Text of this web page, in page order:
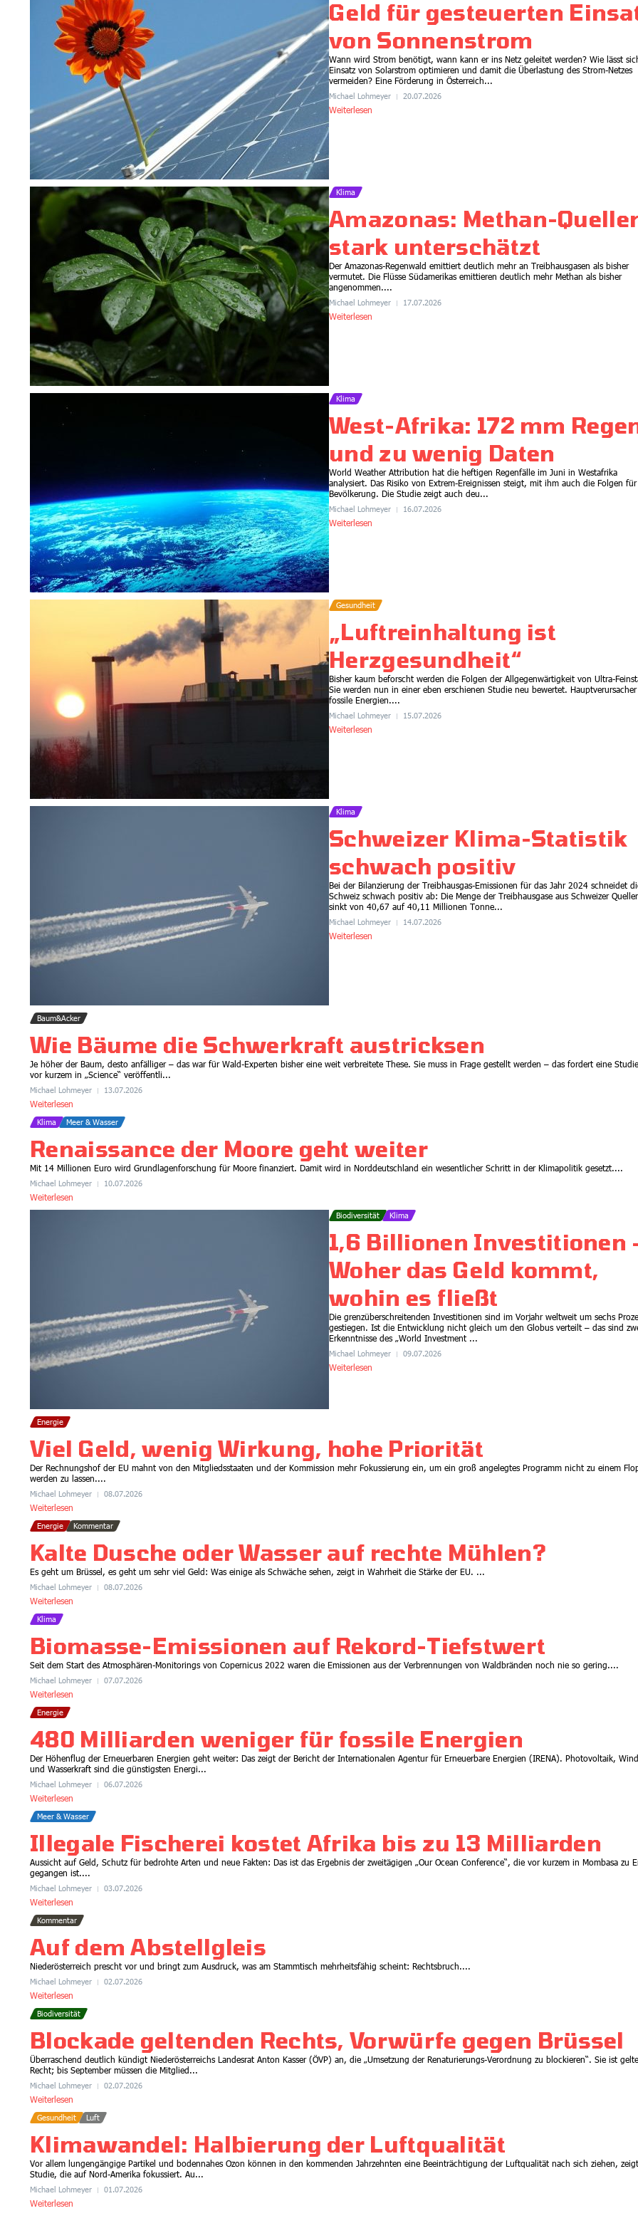
Geld für gesteuerten
von Sonnenstrom
Wann wird Strom benötigt, wann kann er ins Netz geleitet werden? Wie lässt
Einsatz von Solarstrom optimieren und damit die Überlastung des Strom-Netzes
vermeiden? Eine Förderung in Österreich...
Michael Lohmeyer 20.07.2026
Weiterlesen
Klima
Amazonas: Methan-
stark unterschätzt
Der Amazonas-Regenwald emittiert deutlich mehr an Treibhausgasen als bisher
vermutet. Die Flüsse Südamerikas emittieren deutlich mehr Methan als bisher
angenommen....
Michael Lohmeyer 17.07.2026
Weiterlesen
Klima
West-Afrika: 172 mm
und zu wenig Daten
World Weather Attribution hat die heftigen Regenfälle im Juni in Westafrika
analysiert. Das Risiko von Extrem-Ereignissen steigt, mit ihm auch die Folgen
Bevölkerung. Die Studie zeigt auch deu...
Michael Lohmeyer 16.07.2026
Weiterlesen
Gesundheit
„Luftreinhaltung ist
Herzgesundheit“
Bisher kaum beforscht werden die Folgen der Allgegenwärtigkeit von Ultra-
Sie werden nun in einer eben erschienen Studie neu bewertet. Hauptverursacher
fossile Energien....
Michael Lohmeyer 15.07.2026
Weiterlesen
Klima
Schweizer Klima-Statistik
schwach positiv
Bei der Bilanzierung der Treibhausgas-Emissionen für das Jahr 2024 schneidet
Schweiz schwach positiv ab: Die Menge der Treibhausgase aus Schweizer
sinkt von 40,67 auf 40,11 Millionen Tonne...
Michael Lohmeyer 14.07.2026
Weiterlesen
Baum&Acker
Wie Bäume die Schwerkraft austricksen
Je höher der Baum, desto anfälliger – das war für Wald-Experten bisher eine weit verbreitete These. Sie muss in Frage gestellt werden – das fordert eine
vor kurzem in „Science“ veröffentli...
Michael Lohmeyer 13.07.2026
Weiterlesen
Klima Meer & Wasser
Renaissance der Moore geht weiter
Mit 14 Millionen Euro wird Grundlagenforschung für Moore finanziert. Damit wird in Norddeutschland ein wesentlicher Schritt in der Klimapolitik gesetzt....
Michael Lohmeyer 10.07.2026
Weiterlesen
Biodiversität Klima
1,6 Billionen Investitionen
Woher das Geld kommt,
wohin es fließt
Die grenzüberschreitenden Investitionen sind im Vorjahr weltweit um sechs
gestiegen. Ist die Entwicklung nicht gleich um den Globus verteilt – das sind
Erkenntnisse des „World Investment ...
Michael Lohmeyer 09.07.2026
Weiterlesen
Energie
Viel Geld, wenig Wirkung, hohe Priorität
Der Rechnungshof der EU mahnt von den Mitgliedsstaaten und der Kommission mehr Fokussierung ein, um ein groß angelegtes Programm nicht zu einem
werden zu lassen....
Michael Lohmeyer 08.07.2026
Weiterlesen
Energie Kommentar
Kalte Dusche oder Wasser auf rechte Mühlen?
Es geht um Brüssel, es geht um sehr viel Geld: Was einige als Schwäche sehen, zeigt in Wahrheit die Stärke der EU. ...
Michael Lohmeyer 08.07.2026
Weiterlesen
Klima
Biomasse-Emissionen auf Rekord-Tiefstwert
Seit dem Start des Atmosphären-Monitorings von Copernicus 2022 waren die Emissionen aus der Verbrennungen von Waldbränden noch nie so gering....
Michael Lohmeyer 07.07.2026
Weiterlesen
Energie
480 Milliarden weniger für fossile Energien
Der Höhenflug der Erneuerbaren Energien geht weiter: Das zeigt der Bericht der Internationalen Agentur für Erneuerbare Energien (IRENA). Photovoltaik,
und Wasserkraft sind die günstigsten Energi...
Michael Lohmeyer 06.07.2026
Weiterlesen
Meer & Wasser
Illegale Fischerei kostet Afrika bis zu 13 Milliarden
Aussicht auf Geld, Schutz für bedrohte Arten und neue Fakten: Das ist das Ergebnis der zweitägigen „Our Ocean Conference“, die vor kurzem in Mombasa zu
gegangen ist....
Michael Lohmeyer 03.07.2026
Weiterlesen
Kommentar
Auf dem Abstellgleis
Niederösterreich prescht vor und bringt zum Ausdruck, was am Stammtisch mehrheitsfähig scheint: Rechtsbruch....
Michael Lohmeyer 02.07.2026
Weiterlesen
Biodiversität
Blockade geltenden Rechts, Vorwürfe gegen Brüssel
Überraschend deutlich kündigt Niederösterreichs Landesrat Anton Kasser (ÖVP) an, die „Umsetzung der Renaturierungs-Verordnung zu blockieren“. Sie ist
Recht; bis September müssen die Mitglied...
Michael Lohmeyer 02.07.2026
Weiterlesen
Gesundheit Luft
Klimawandel: Halbierung der Luftqualität
Vor allem lungengängige Partikel und bodennahes Ozon können in den kommenden Jahrzehnten eine Beeinträchtigung der Luftqualität nach sich ziehen,
Studie, die auf Nord-Amerika fokussiert. Au...
Michael Lohmeyer 01.07.2026
Weiterlesen
21.07.2026 7:45
Gesundheit
Gesünder essen, mehr
Klimaschutz, geringere
Kosten
Klima
Energie
aus fossilen Energien
Bitterer Beigeschmack wird
noch bitterer. Wie das?
08.07.2026